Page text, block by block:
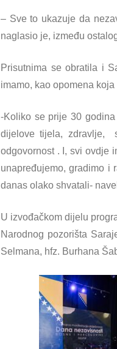
– Sve to ukazuje da
naglasio je, između
Prisutnima se obratila i
imamo, kao opomena
-Koliko se prije 30
dijelove tijela, zdravlje,
odgovornost . I, svi ovdje
unapređujemo, gradimo
danas olako shvatali-
U izvođačkom dijelu
Narodnog pozorišta
Selmana, hfz. Burhana